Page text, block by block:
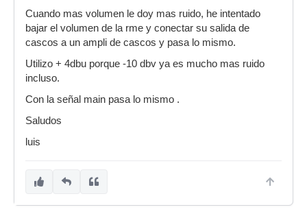
Cuando mas volumen le doy mas ruido, he intentado
bajar el volumen de la rme y conectar su salida de
cascos a un ampli de cascos y pasa lo mismo.
Utilizo + 4dbu porque -10 dbv ya es mucho mas ruido
incluso.
Con la señal main pasa lo mismo .
Saludos
luis